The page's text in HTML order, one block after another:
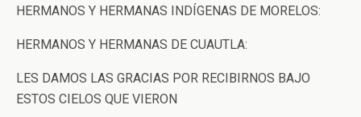
HERMANOS Y HERMANAS INDÍGENAS DE MORELOS:
HERMANOS Y HERMANAS DE CUAUTLA:
LES DAMOS LAS GRACIAS POR RECIBIRNOS BAJO
ESTOS CIELOS QUE VIERON